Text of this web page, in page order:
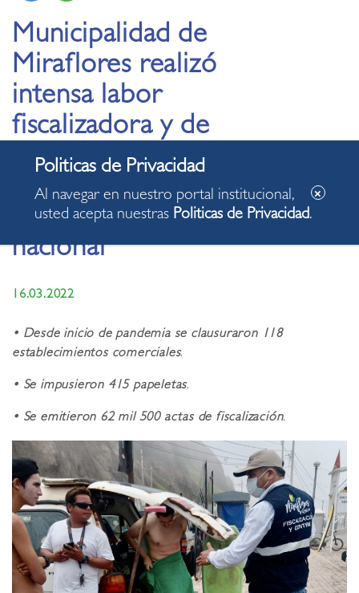
Municipalidad de
Miraflores realizó
intensa labor
fiscalizadora y de
limpieza pública en
dos años de
emergencia sanitaria
nacional
16.03.2022
• Desde inicio de pandemia se clausuraron 118
establecimientos comerciales.
• Se impusieron 415 papeletas.
• Se emitieron 62 mil 500 actas de fiscalización.
Al navegar en nuestro portal institucional,
usted acepta nuestras Politicas de Privacidad.